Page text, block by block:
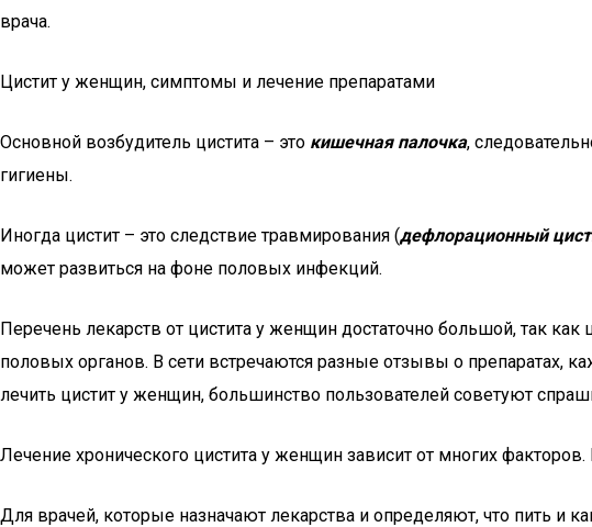
врача.
Цистит у женщин, симптомы и лечение препаратами
Основной возбудитель цистита – это кишечная палочка,
гигиены.
Иногда цистит – это следствие травмирования (дефлорационный
может развиться на фоне половых инфекций.
Перечень лекарств от цистита у женщин достаточно большой, так
половых органов. В сети встречаются разные отзывы о препаратах,
лечить цистит у женщин, большинство пользователей советуют
Лечение хронического цистита у женщин зависит от многих
Для врачей, которые назначают лекарства и определяют, что пить и